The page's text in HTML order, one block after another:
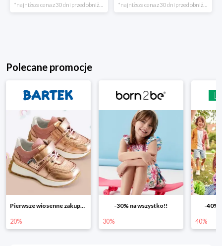
*najniższa cena z 30 dni przed obniżką *najniższa cena z 30 dni przed obniżką
Polecane promocje
Pierwsze wiosenne zakupy -20%
20%
-30% na wszystko!!
30%
-40%
40%